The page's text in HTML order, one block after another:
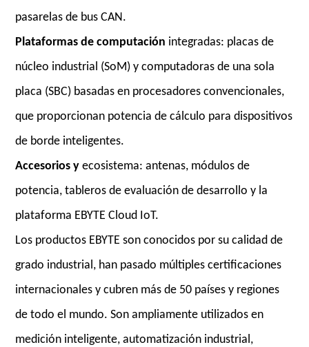
pasarelas de bus CAN.
Plataformas de computación integradas: placas de
núcleo industrial (SoM) y computadoras de una sola
placa (SBC) basadas en procesadores convencionales,
que proporcionan potencia de cálculo para dispositivos
de borde inteligentes.
Accesorios y ecosistema: antenas, módulos de
potencia, tableros de evaluación de desarrollo y la
plataforma EBYTE Cloud IoT.
Los productos EBYTE son conocidos por su calidad de
grado industrial, han pasado múltiples certificaciones
internacionales y cubren más de 50 países y regiones
de todo el mundo. Son ampliamente utilizados en
medición inteligente, automatización industrial,